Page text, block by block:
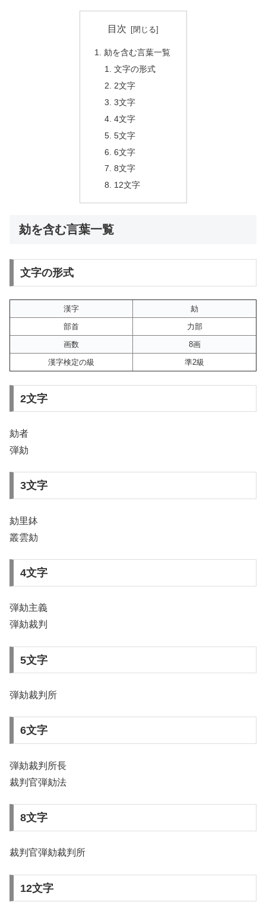
目次
劾を含む言葉一覧
文字の形式
2文字
3文字
4文字
5文字
6文字
8文字
12文字
劾を含む言葉一覧
文字の形式
漢字
劾
部首
力部
画数
8画
漢字検定の級
準2級
2文字
劾者
弾劾
3文字
劾里鉢
叢雲劾
4文字
弾劾主義
弾劾裁判
5文字
弾劾裁判所
6文字
弾劾裁判所長
裁判官弾劾法
8文字
裁判官弾劾裁判所
12文字